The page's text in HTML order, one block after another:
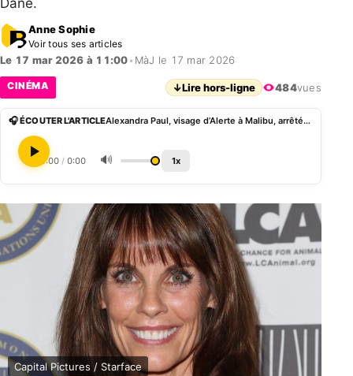
Dane.
Anne Sophie
Voir tous ses articles
Le 17 mar 2026 à 11:00• MàJ le 17 mar 2026
CINÉMA ↓Lire hors-ligne 484vues
🎧 ÉCOUTER L'ARTICLE Alexandra Paul, visage d’Alerte à Malibu, arrêtée en tentant de sauver des vies
0:00 / 0:00 🔊 1x
Capital Pictures / Starface